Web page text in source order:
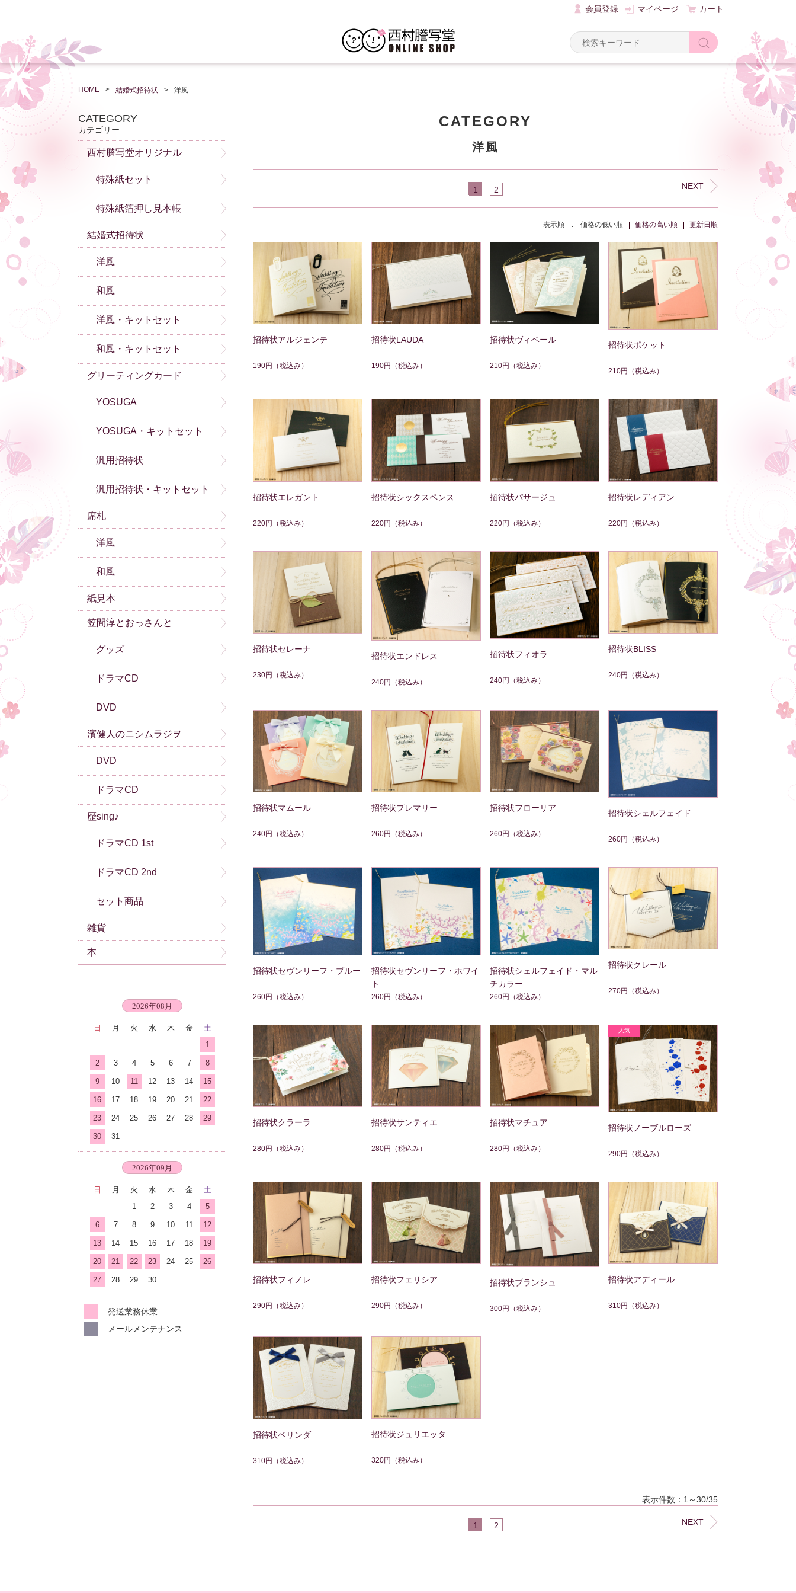
会員登録 マイページ カート
HOME 結婚式招待状 洋風
CATEGORY
洋風
NEXT
1 2
表示順 : 価格の低い順 価格の高い順 更新日順
招待状アルジェンテ
190円 （税込み）
招待状LAUDA
190円 （税込み）
招待状ヴィベール
210円 （税込み）
招待状ポケット
210円 （税込み）
招待状エレガント
220円 （税込み）
招待状シックスペンス
220円 （税込み）
招待状パサージュ
220円 （税込み）
招待状レディアン
220円 （税込み）
招待状セレーナ
230円 （税込み）
招待状エンドレス
240円 （税込み）
招待状フィオラ
240円 （税込み）
招待状BLISS
240円 （税込み）
招待状マムール
240円 （税込み）
招待状プレマリー
260円 （税込み）
招待状フローリア
260円 （税込み）
招待状シェルフェイド
260円 （税込み）
招待状セヴンリーフ・ブルー
260円 （税込み）
招待状セヴンリーフ・ホワイ
ト
260円 （税込み）
招待状シェルフェイド・マル
チカラー
260円 （税込み）
招待状クレール
270円 （税込み）
招待状クラーラ
280円 （税込み）
招待状サンティエ
280円 （税込み）
招待状マチュア
280円 （税込み）
招待状ノーブルローズ
290円 （税込み）
招待状フィノレ
290円 （税込み）
招待状フェリシア
290円 （税込み）
招待状ブランシュ
300円 （税込み）
招待状アディール
310円 （税込み）
招待状ベリンダ
310円 （税込み）
招待状ジュリエッタ
320円 （税込み）
表示件数：1～30/35
NEXT
1 2
CATEGORY
カテゴリー
西村謄写堂オリジナル
特殊紙セット
特殊紙箔押し見本帳
結婚式招待状
洋風
和風
洋風・キットセット
和風・キットセット
グリーティングカード
YOSUGA
YOSUGA・キットセット
汎用招待状
汎用招待状・キットセット
席札
洋風
和風
紙見本
笠間淳とおっさんと
グッズ
ドラマCD
DVD
濱健人のニシムラジヲ
DVD
ドラマCD
歴sing♪
ドラマCD 1st
ドラマCD 2nd
セット商品
雑貨
本
2026年08月
日 月 火 水 木 金
土
1
2 3 4 5 6 7 8
9 10 11 12 13 14 15
16 17 18 19 20 21 22
23 24 25 26 27 28 29
30 31
2026年09月
日 月 火 水 木 金
土
1
2 3 4 5
6 7 8 9 10 11 12
13 14 15 16 17 18 19
20 21 22 23 24 25 26
27 28 29 30
発送業務休業
メールメンテナンス